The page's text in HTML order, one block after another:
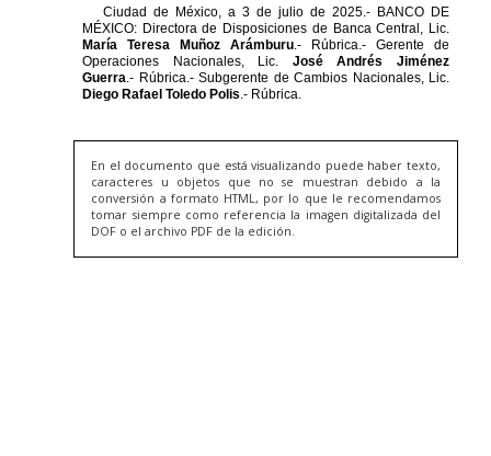
En el documento que está visualizando puede haber texto,
caracteres u objetos que no se muestran debido a la
conversión a formato HTML, por lo que le recomendamos
tomar siempre como referencia la imagen digitalizada del
DOF o el archivo PDF de la edición.